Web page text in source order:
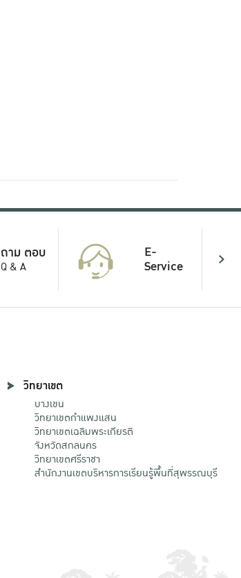
ถาม ตอบ
Q & A
E-
Service
วิทยาเขต
บางเขน
วิทยาเขตกําแพงแสน
วิทยาเขตเฉลิมพระเกียรติ
จังหวัดสกลนคร
วิทยาเขตศรีราชา
สำนักงานเขตบริหารการเรียนรู้พื้นที่สุพรรณบุรี